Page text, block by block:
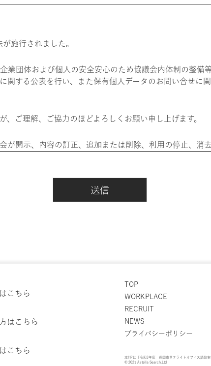
施行されました。
業団体および個人の安全安心のため協議会内体制の整備
関する公表を行い、また保有個人データのお問い合せに
、ご理解、ご協力のほどよろしくお願い申し上げます。
が開示、内容の訂正、追加または削除、利用の停止、消
報を、ご本人様の同意なく利用目的を超えて利用するこ
現在のところ以下のとおりです。
こちら
はこちら
こちら
TOP
WORKPLACE
RECRUIT
NEWS
プライバシーポリシー
本HPは「令和3年度 長岡市サテライトオフィス誘致支
© 2021 Astella Search,Ltd